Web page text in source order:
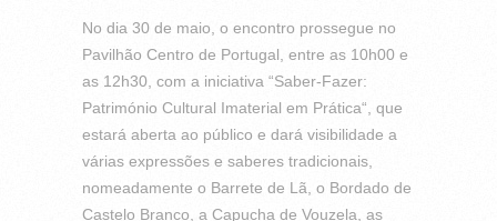
No dia 30 de maio, o encontro prossegue no
Pavilhão Centro de Portugal, entre as 10h00 e
as 12h30, com a iniciativa “Saber-Fazer:
Património Cultural Imaterial em Prática“, que
estará aberta ao público e dará visibilidade a
várias expressões e saberes tradicionais,
nomeadamente o Barrete de Lã, o Bordado de
Castelo Branco, a Capucha de Vouzela, as